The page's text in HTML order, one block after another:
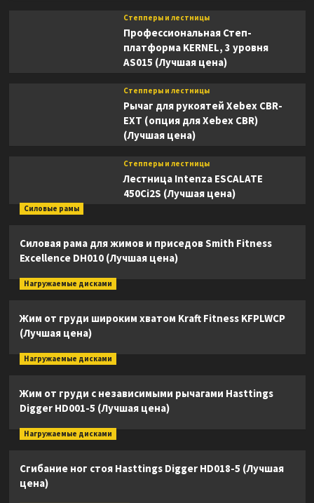
Степперы и лестницы
Профессиональная Степ-
платформа KERNEL, 3 уровня
AS015 (Лучшая цена)
Степперы и лестницы
Рычаг для рукоятей Xebex CBR-
EXT (опция для Xebex CBR)
(Лучшая цена)
Степперы и лестницы
Лестница Intenza ESCALATE
450Ci2S (Лучшая цена)
Силовые рамы
Силовая рама для жимов и приседов Smith Fitness
Excellence DH010 (Лучшая цена)
Нагружаемые дисками
Жим от груди широким хватом Kraft Fitness KFPLWCP
(Лучшая цена)
Нагружаемые дисками
Жим от груди с независимыми рычагами Hasttings
Digger HD001-5 (Лучшая цена)
Нагружаемые дисками
Сгибание ног стоя Hasttings Digger HD018-5 (Лучшая
цена)